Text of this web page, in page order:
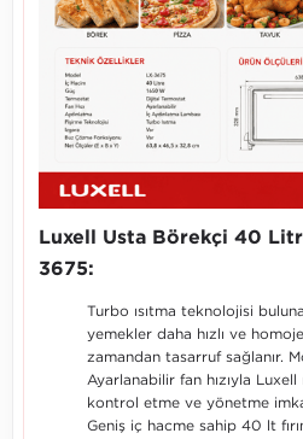
Luxell Usta Börekçi 40
3675:
Turbo ısıtma teknolojisi
yemekler daha hızlı ve
zamandan tasarruf sağlanır.
Ayarlanabilir fan hızıyla
kontrol etme ve yönetme
Geniş iç hacme sahip 40 lt